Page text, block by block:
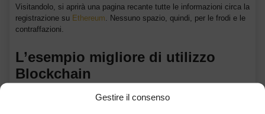
Gestire il consenso
Visitandolo, si aprirà una pagina recante tutte le informazioni circa la
registrazione su Ethereum. Nessuno spazio, quindi, per le frodi e le
contraffazioni.
L’esempio migliore di utilizzo
Blockchain
Questo esempio mostra come si possa condurre, perfezionare e